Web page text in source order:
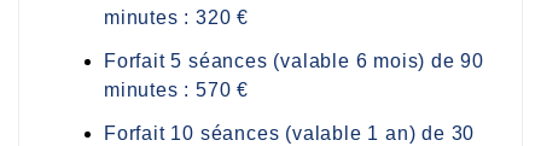
minutes : 320 €
Forfait 5 séances (valable 6 mois) de 90
minutes : 570 €
Forfait 10 séances (valable 1 an) de 30